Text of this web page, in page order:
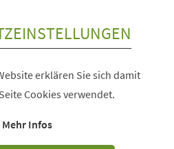
erklären Sie sich damit
Cookies verwendet.
Mehr Infos